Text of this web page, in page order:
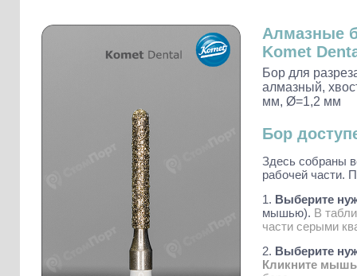
Наконечники и переходники KaVo
Алмазные
Komet
Бор для
алмазный,
мм, Ø=1,2 мм
Бор
Здесь собраны
рабочей части.
1. Выберите
мышью). В
части серыми
2. Выберите
Кликните